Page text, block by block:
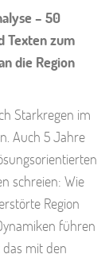
– 50
Texten zum
die Region
Starkregen im
Auch 5 Jahre
schreien: Wie
Region
führen
mit den